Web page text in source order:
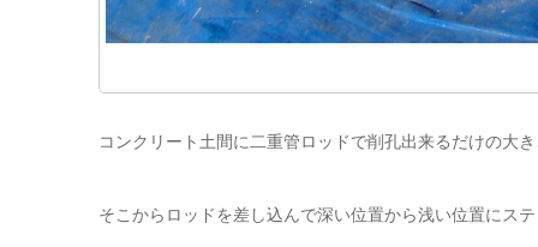
コンクリート土間に二重管ロッドで削孔出来るだけの大
そこからロッドを差し込んで深い位置から浅い位置にス